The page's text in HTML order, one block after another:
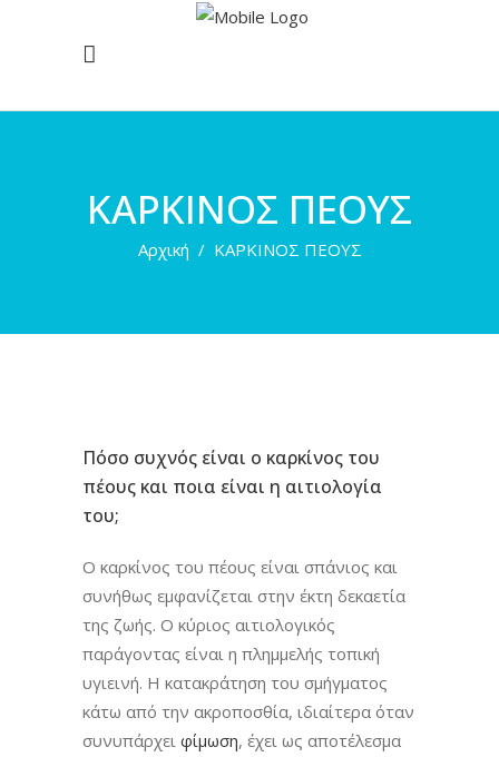
ΚΑΡΚΙΝΟΣ ΠΕΟΥΣ
Αρχική / ΚΑΡΚΙΝΟΣ ΠΕΟΥΣ
Πόσο συχνός είναι ο καρκίνος του
πέους και ποια είναι η αιτιολογία
του;
Ο καρκίνος του πέους είναι σπάνιος και
συνήθως εμφανίζεται στην έκτη δεκαετία
της ζωής. Ο κύριος αιτιολογικός
παράγοντας είναι η πλημμελής τοπική
υγιεινή. Η κατακράτηση του σμήγματος
κάτω από την ακροποσθία, ιδιαίτερα όταν
συνυπάρχει φίμωση, έχει ως αποτέλεσμα